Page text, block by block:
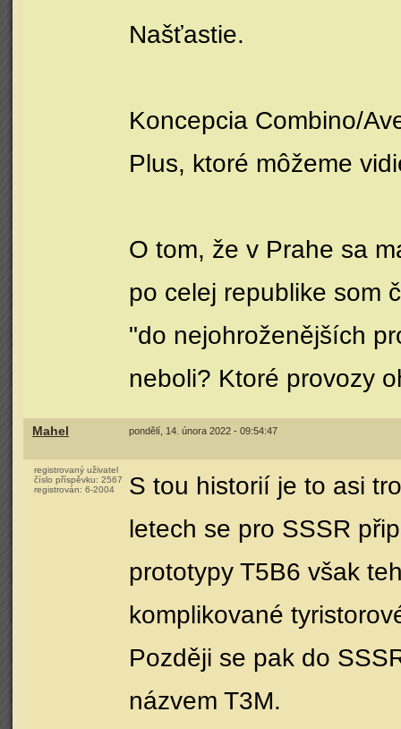
Našťastie.
Koncepcia Combino/
Plus, ktoré môžeme
O tom, že v Prahe sa
po celej republike som
"do nejohroženějších
neboli? Ktoré provozy
Mahel pondělí, 14. února 2022 - 09:54:47
registrovaný uživatel
číslo příspěvku: 2567
registrován: 6-2004
S tou historií je to asi
letech se pro SSSR
prototypy T5B6 však
komplikované
Později se pak do
názvem T3M.